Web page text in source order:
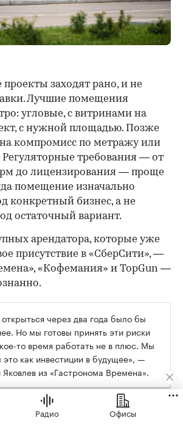
заходят рано, и не
Лучшие помещения
угловые, с витринами на
с нужной площадью. Позже
компромисс по метражу или
требования — от
до лицензирования — проще
помещение изначально
конкретный бизнес, а не
остаточный вариант.
арендатора, которые уже
присутствие в «СберСити», —
«Кофемания» и TopGun —
через два года было бы
Но мы готовы принять эти риски
то время работать не в плюс. Мы
как инвестиции в будущее», —
из «Гастронома Времена».
кардинально
Радио Офисы